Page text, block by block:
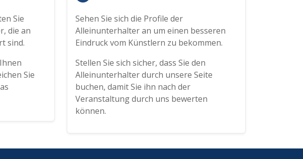
Sie
die an
sind.
Sie
Sehen Sie sich die Profile der
Alleinunterhalter an um einen besseren
Eindruck vom Künstlern zu bekommen.
Stellen Sie sich sicher, dass Sie den
Alleinunterhalter durch unsere Seite
buchen, damit Sie ihn nach der
Veranstaltung durch uns bewerten
können.